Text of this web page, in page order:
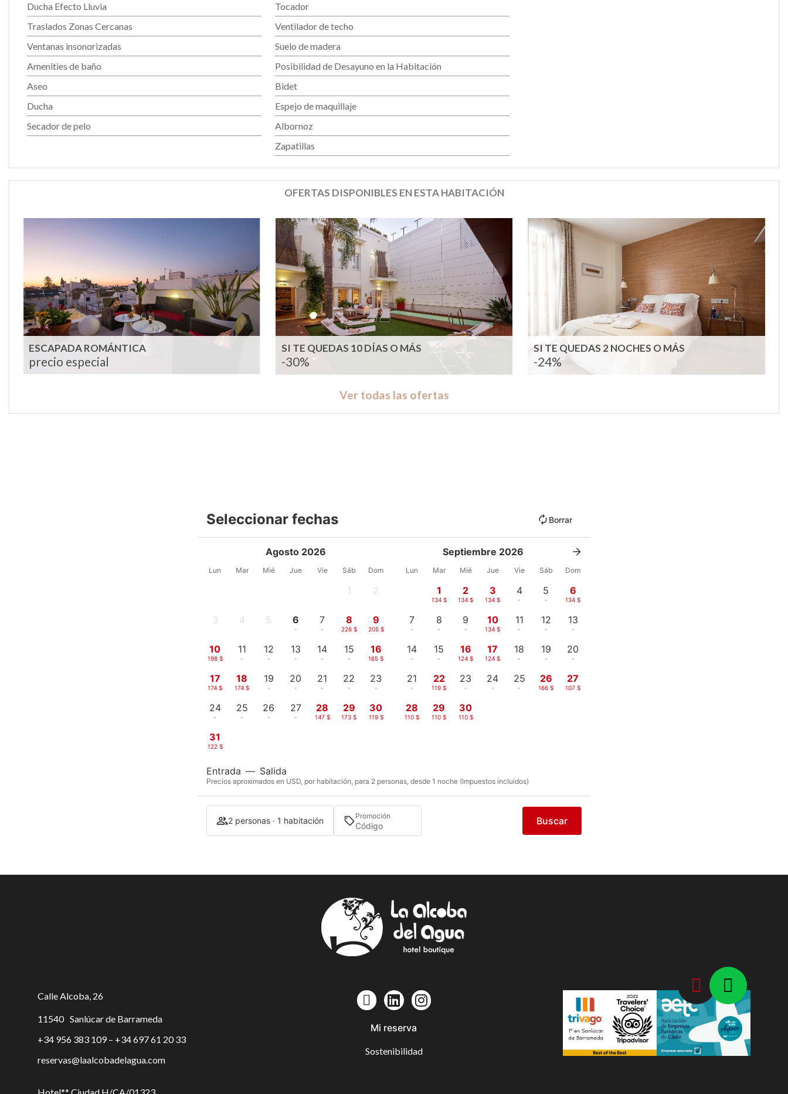
Ducha Efecto Lluvia
Traslados Zonas Cercanas
Ventanas insonorizadas
Amenities de baño
Aseo
Ducha
Secador de pelo
Tocador
Ventilador de techo
Suelo de madera
Posibilidad de Desayuno en la Habitación
Bidet
Espejo de maquillaje
Albornoz
Zapatillas
OFERTAS DISPONIBLES EN ESTA HABITACIÓN
ESCAPADA ROMÁNTICA
precio especial
SI TE QUEDAS 10 DÍAS O MÁS
-30%
SI TE QUEDAS 2 NOCHES O MÁS
-24%
Ver todas las ofertas
Seleccionar fechas Borrar
Agosto 2026
Lun Mar Mié Jue Vie Sáb Dom
1 2
3 4 5 6
-
7
-
8
226 $
9
205 $
10
198 $
11
-
12
-
13
-
14
-
15
-
16
165 $
17
174 $
18
174 $
19
-
20
-
21
-
22
-
23
-
24
-
25
-
26
-
27
-
28
147 $
29
173 $
30
119 $
31
122 $
Septiembre 2026
Lun Mar Mié Jue Vie Sáb Dom
1
134 $
2
134 $
3
134 $
4
-
5
-
6
134 $
7
-
8
-
9
-
10
134 $
11
-
12
-
13
-
14
-
15
-
16
124 $
17
124 $
18
-
19
-
20
-
21
-
22
119 $
23
-
24
-
25
-
26
166 $
27
107 $
28
110 $
29
110 $
30
110 $
Entrada — Salida
Precios aproximados en USD, por habitación, para 2 personas, desde 1 noche (Impuestos incluidos)
2 personas · 1 habitación Promoción Buscar
Calle Alcoba, 26
11540 Sanlúcar de Barrameda
+34 956 383 109 – +34 697 61 20 33
reservas@laalcobadelagua.com
Mi reserva
Sostenibilidad